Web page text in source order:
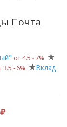
Почта
от 4.5 ‑ 7%
3.5 ‑ 6%
Вклад